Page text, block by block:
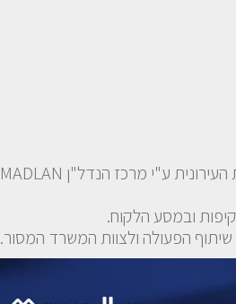
ובמסע הלקוח.
שיתוף הפעולה ולצוות המשרד המסור.